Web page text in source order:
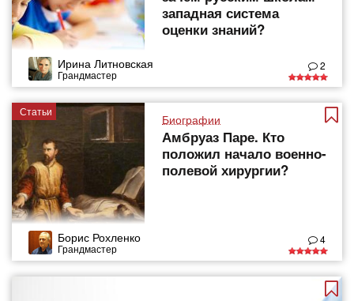
западная система
оценки знаний?
Ирина Литновская
Грандмастер
2
Статьи
Биографии
Амбруаз Паре. Кто
положил начало военно-
полевой хирургии?
Борис Рохленко
Грандмастер
4